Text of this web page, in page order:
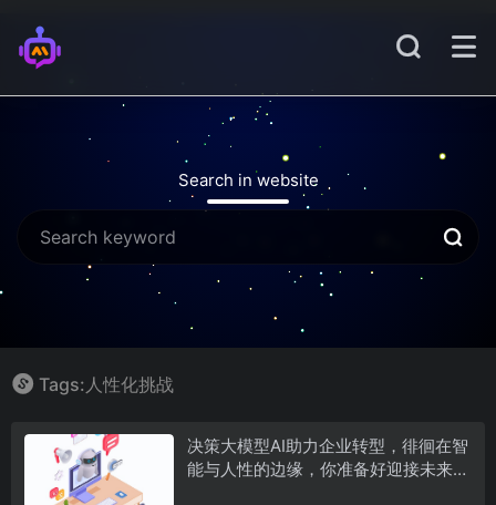
Search in website
Tags:人性化挑战
决策大模型AI助力企业转型，徘徊在智
能与人性的边缘，你准备好迎接未来了